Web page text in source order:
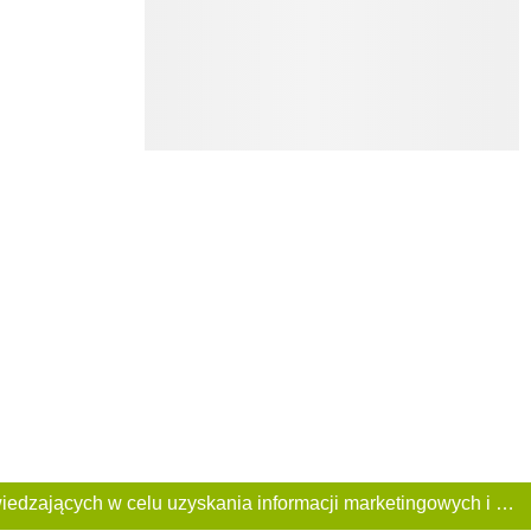
Ta Strona używa plików «cookies». Portal korzysta również z serwisu internetowego do zbierania danych technicznych o odwiedzających w celu uzyskania informacji marketingowych i statystycznych. Warunki przetwarzania danych odwiedzających Stronę, patrz: